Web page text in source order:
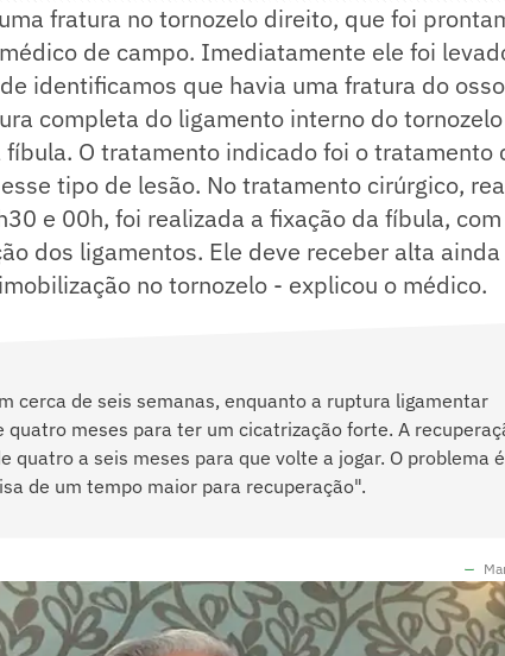
fratura no tornozelo direito, que foi
de campo. Imediatamente ele foi
identificamos que havia uma fratura do
completa do ligamento interno do
O tratamento indicado foi o tratamento
tipo de lesão. No tratamento cirúrgico,
e 00h, foi realizada a fixação da fíbula,
dos ligamentos. Ele deve receber alta
no tornozelo - explicou o médico.
cerca de seis semanas, enquanto a ruptura ligamentar
quatro meses para ter um cicatrização forte. A
quatro a seis meses para que volte a jogar. O problema
de um tempo maior para recuperação".